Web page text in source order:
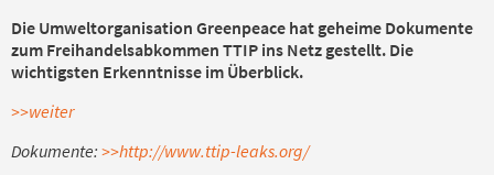
Die Umweltorganisation Greenpeace hat geheime Dokumente
zum Freihandelsabkommen TTIP ins Netz gestellt. Die
wichtigsten Erkenntnisse im Überblick.
>>weiter
Dokumente: >>http://www.ttip-leaks.org/